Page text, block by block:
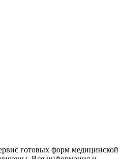
готовых форм медицинской